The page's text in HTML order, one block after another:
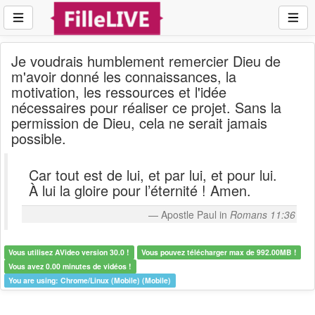
Je voudrais humblement remercier Dieu de
m'avoir donné les connaissances, la
motivation, les ressources et l'idée
nécessaires pour réaliser ce projet. Sans la
permission de Dieu, cela ne serait jamais
possible.
Car tout est de lui, et par lui, et pour lui.
À lui la gloire pour l’éternité ! Amen.
Apostle Paul in Romans 11:36
Vous utilisez AVideo version 30.0 !
Vous pouvez télécharger max de 992.00MB !
Vous avez 0.00 minutes de vidéos !
You are using: Chrome/Linux (Mobile) (Mobile)